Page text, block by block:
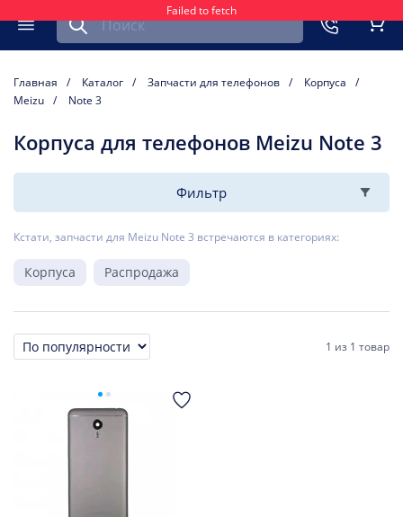
Failed to fetch
Меню
Найти запчасть для мобильного устройства
Главная Каталог Запчасти для телефонов
Корпуса
Meizu
Note 3
Корпуса для телефонов Meizu Note 3
Фильтр
Кстати, запчасти для Meizu Note 3 встречаются в категориях:
Корпуса Распродажа
Сортировка 1 из 1 товар